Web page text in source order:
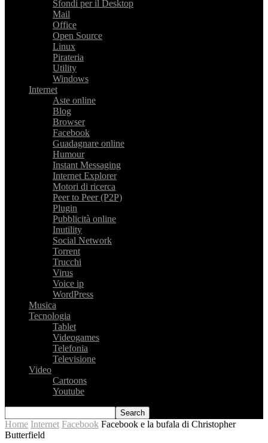
Sfondi per il Desktop
Mail
Office
Open Source
Linux
Pirateria
Utility
Windows
Internet
Aste online
Blog
Browser
Facebook
Guadagnare online
Humour
Instant Messaging
Internet Explorer
Motori di ricerca
Peer to Peer (P2P)
Plugin
Pubblicità online
Inutility
Social Network
Torrent
Trucchi
Virus
Voice ip
WordPress
Musica
Tecnologia
Tablet
Videogames
Telefonia
Televisione
Video
Cartoons
Youtube
Home Internet Facebook Facebook e la bufala di Christopher
Butterfield